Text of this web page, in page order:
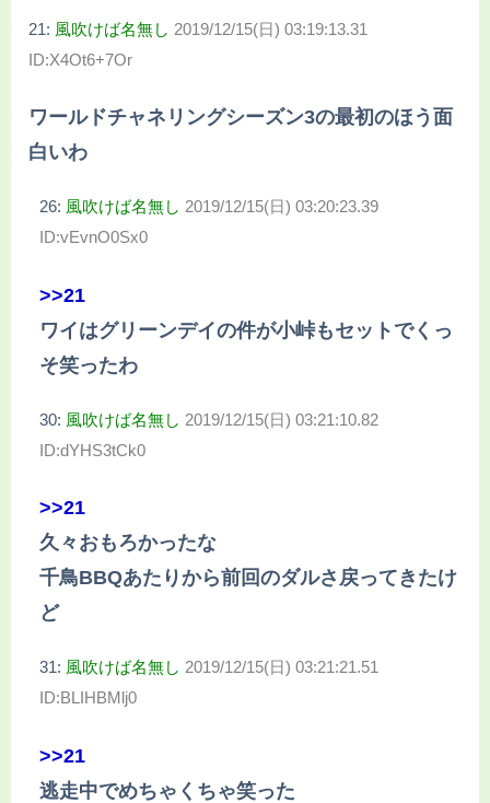
21: 風吹けば名無し 2019/12/15(日) 03:19:13.31
ID:X4Ot6+7Or
ワールドチャネリングシーズン3の最初のほう面
白いわ
26: 風吹けば名無し 2019/12/15(日) 03:20:23.39
ID:vEvnO0Sx0
>>21
ワイはグリーンデイの件が小峠もセットでくっ
そ笑ったわ
30: 風吹けば名無し 2019/12/15(日) 03:21:10.82
ID:dYHS3tCk0
>>21
久々おもろかったな
千鳥BBQあたりから前回のダルさ戻ってきたけ
ど
31: 風吹けば名無し 2019/12/15(日) 03:21:21.51
ID:BLIHBMlj0
>>21
逃走中でめちゃくちゃ笑った